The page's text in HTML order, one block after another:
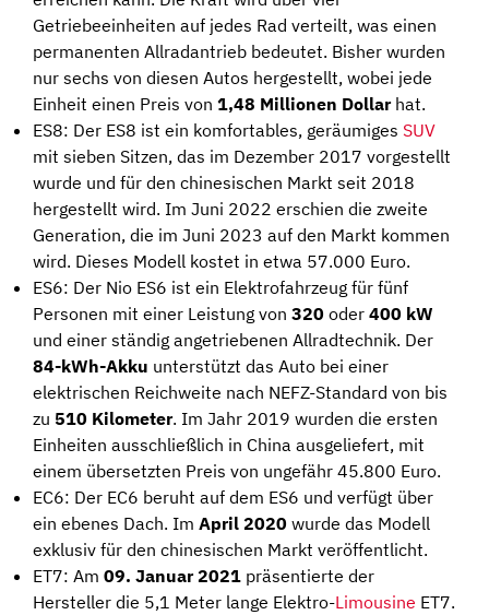
Getriebeeinheiten auf jedes Rad verteilt, was einen
permanenten Allradantrieb bedeutet. Bisher wurden
nur sechs von diesen Autos hergestellt, wobei jede
Einheit einen Preis von 1,48 Millionen Dollarhat.
ES8: Der ES8 ist ein komfortables, geräumiges SUV
mit sieben Sitzen, das im Dezember 2017 vorgestellt
wurde und für den chinesischen Markt seit 2018
hergestellt wird. Im Juni 2022 erschien die zweite
Generation, die im Juni 2023 auf den Markt kommen
wird. Dieses Modell kostet in etwa 57.000 Euro.
ES6: Der Nio ES6 ist ein Elektrofahrzeug für fünf
Personen mit einer Leistung von 320 oder 400 kW
und einer ständig angetriebenen Allradtechnik. Der
84-kWh-Akku unterstützt das Auto bei einer
elektrischen Reichweite nach NEFZ-Standard von bis
zu 510 Kilometer. Im Jahr 2019 wurden die ersten
Einheiten ausschließlich in China ausgeliefert, mit
einem übersetzten Preis von ungefähr 45.800 Euro.
EC6: Der EC6 beruht auf dem ES6 und verfügt über
ein ebenes Dach. Im April 2020 wurde das Modell
exklusiv für den chinesischen Markt veröffentlicht.
ET7: Am 09. Januar 2021 präsentierte der
Hersteller die 5,1 Meter lange Elektro-Limousine ET7.